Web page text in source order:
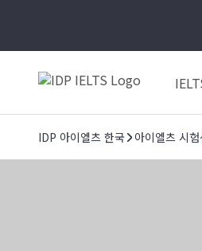
IDP 아이엘츠 한국 아이엘츠 시